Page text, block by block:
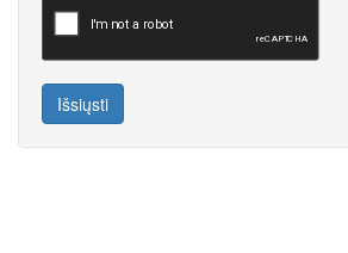
Išsiųsti